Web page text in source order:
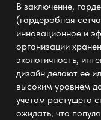
В заключение,
(гардеробная
инновационное и
организации
экологичность,
дизайн делают ее
высоким уровнем
учетом растущего
ожидать, что